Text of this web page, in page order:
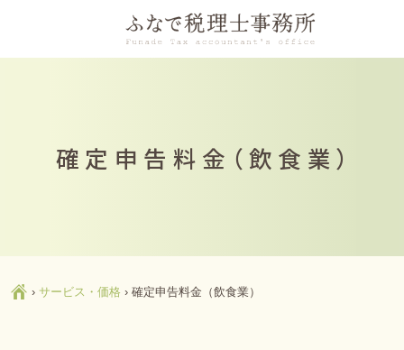
確定申告料金（飲食業）
Ç ›サービス・価格 ›確定申告料金（飲食業）